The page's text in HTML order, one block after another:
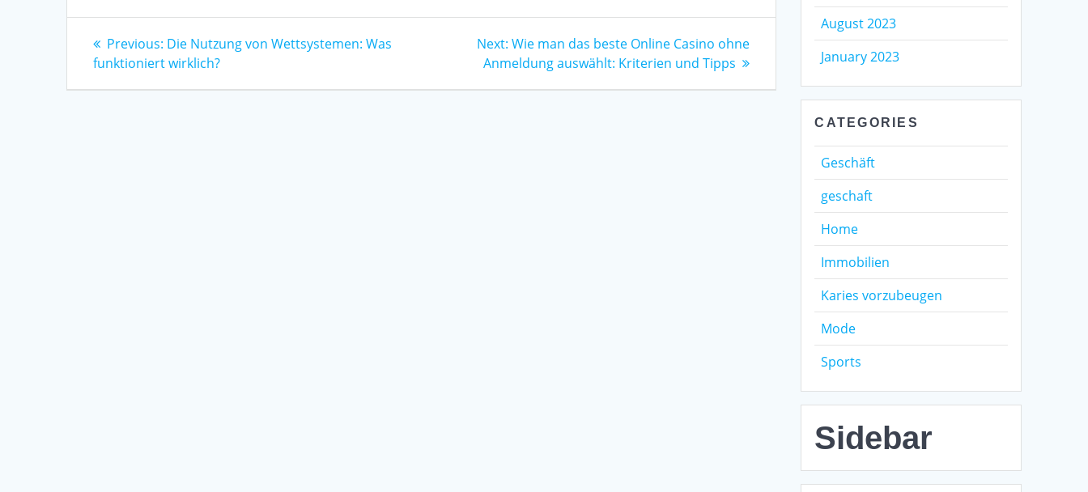
Post
navigation
Previous: Previous
post:
Die Nutzung von Wettsystemen: Was
funktioniert wirklich?
Next: Next
post:
Wie man das beste Online Casino ohne
Anmeldung auswählt: Kriterien und Tipps
August 2023
January 2023
CATEGORIES
Geschäft
geschaft
Home
Immobilien
Karies vorzubeugen
Mode
Sports
Sidebar